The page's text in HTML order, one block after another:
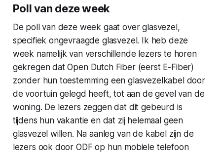
Poll van deze week
De poll van deze week gaat over glasvezel,
specifiek ongevraagde glasvezel. Ik heb deze
week namelijk van verschillende lezers te horen
gekregen dat Open Dutch Fiber (eerst E-Fiber)
zonder hun toestemming een glasvezelkabel door
de voortuin gelegd heeft, tot aan de gevel van de
woning. De lezers zeggen dat dit gebeurd is
tijdens hun vakantie en dat zij helemaal geen
glasvezel willen. Na aanleg van de kabel zijn de
lezers ook door ODF op hun mobiele telefoon